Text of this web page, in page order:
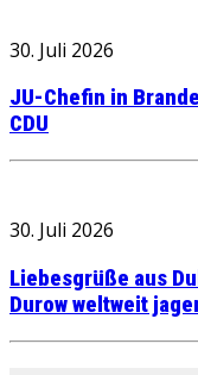
30. Juli 2026
JU-Chefin in
CDU
30. Juli 2026
Liebesgrüße aus
Durow weltweit